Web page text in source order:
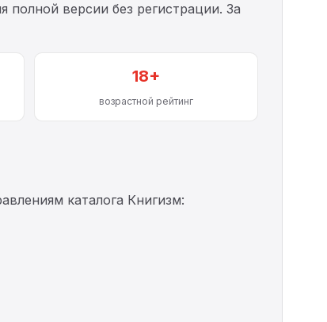
полной версии без регистрации. За
18+
возрастной рейтинг
каталога Книгизм: